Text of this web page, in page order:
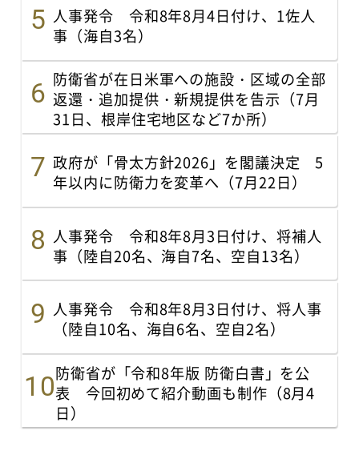
人事発令 令和8年8月4日付け、1佐人
事（海自3名）
防衛省が在日米軍への施設・区域の全部
返還・追加提供・新規提供を告示（7月
31日、根岸住宅地区など7か所）
政府が「骨太方針2026」を閣議決定 5
年以内に防衛力を変革へ（7月22日）
人事発令 令和8年8月3日付け、将補人
事（陸自20名、海自7名、空自13名）
人事発令 令和8年8月3日付け、将人事
（陸自10名、海自6名、空自2名）
防衛省が「令和8年版 防衛白書」を公
表 今回初めて紹介動画も制作（8月4
日）